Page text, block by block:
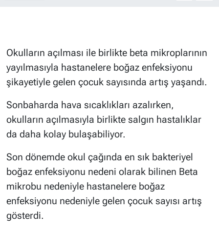
Okulların açılması ile birlikte beta mikroplarının
yayılmasıyla hastanelere boğaz enfeksiyonu
şikayetiyle gelen çocuk sayısında artış yaşandı.
Sonbaharda hava sıcaklıkları azalırken,
okulların açılmasıyla birlikte salgın hastalıklar
da daha kolay bulaşabiliyor.
Son dönemde okul çağında en sık bakteriyel
boğaz enfeksiyonu nedeni olarak bilinen Beta
mikrobu nedeniyle hastanelere boğaz
enfeksiyonu nedeniyle gelen çocuk sayısı artış
gösterdi.